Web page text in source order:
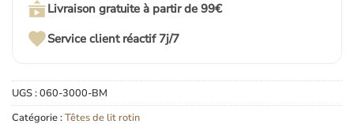
Livraison gratuite à partir de 99€
Service client réactif 7j/7
UGS :060-3000-BM
Catégorie :Têtes de lit rotin